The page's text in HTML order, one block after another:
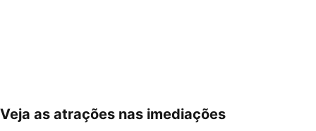
Ampliar mapa
Veja as atrações nas imediações